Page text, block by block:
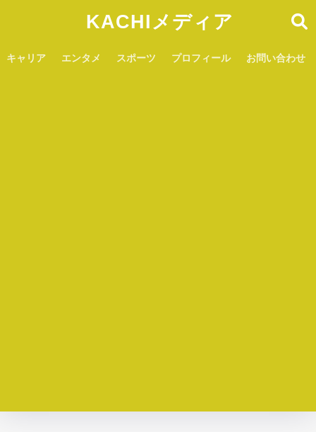
KACHIメディア
キャリア エンタメ スポーツ プロフィール お問い合わせ